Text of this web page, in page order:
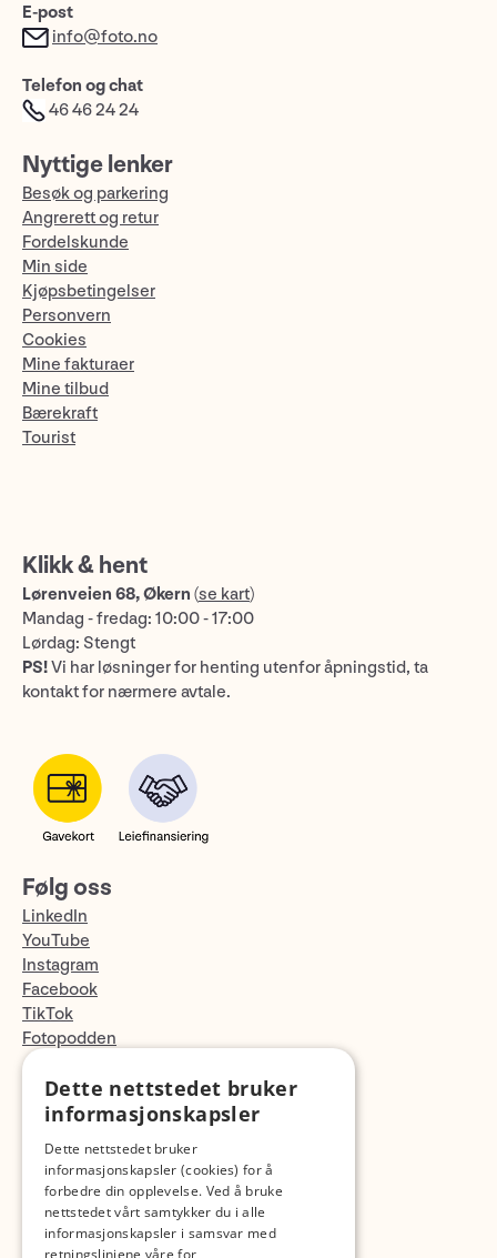
E-post
info@foto.no
Telefon og chat
46 46 24 24
Nyttige lenker
Besøk og parkering
Angrerett og retur
Fordelskunde
Min side
Kjøpsbetingelser
Personvern
Cookies
Mine fakturaer
Mine tilbud
Bærekraft
Tourist
Klikk & hent
Lørenveien 68, Økern (se kart)
Mandag - fredag: 10:00 - 17:00
Lørdag: Stengt
PS!Vi har løsninger for henting utenfor åpningstid, ta
kontakt for nærmere avtale.
Følg oss
LinkedIn
YouTube
Instagram
Facebook
TikTok
Fotopodden
Med forbehold om skrive- og lagerfeil
Dette nettstedet bruker
informasjonskapsler
Dette nettstedet bruker
informasjonskapsler (cookies) for å
forbedre din opplevelse. Ved å bruke
nettstedet vårt samtykker du i alle
informasjonskapsler i samsvar med
retningslinjene våre for